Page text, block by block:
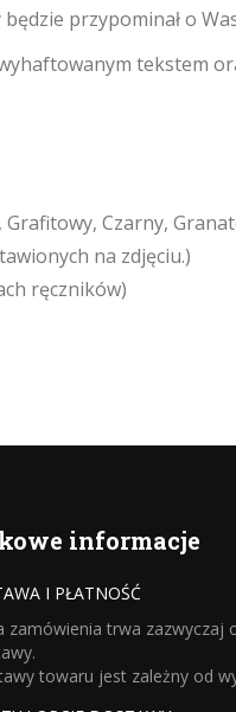
przypominał o
tekstem
Czarny,
na zdjęciu.)
ręczników)
informacje
I PŁATNOŚĆ
zamówienia trwa zazwyczaj
towaru jest zależny od